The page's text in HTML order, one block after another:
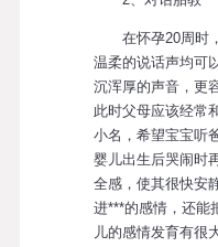
在怀孕20周时，
温柔的说话声均可
沉浑厚的声音，更
此时父母应该经常
小名，希望宝宝听
婴儿出生后哭闹时
全感，使其很快安
进***的感情，还能
儿的感情发育有很